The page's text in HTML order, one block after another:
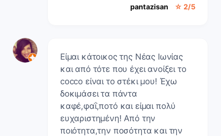
pantazisan ☆ 2/5
Είμαι κάτοικος της Νέας Ιωνίας
και από τότε που έχει ανοίξει το
cocco είναι το στέκι μου! Έχω
δοκιμάσει τα πάντα
καφέ,φαΐ,ποτό και είμαι πολύ
ευχαριστημένη! Από την
ποιότητα,την ποσότητα και την